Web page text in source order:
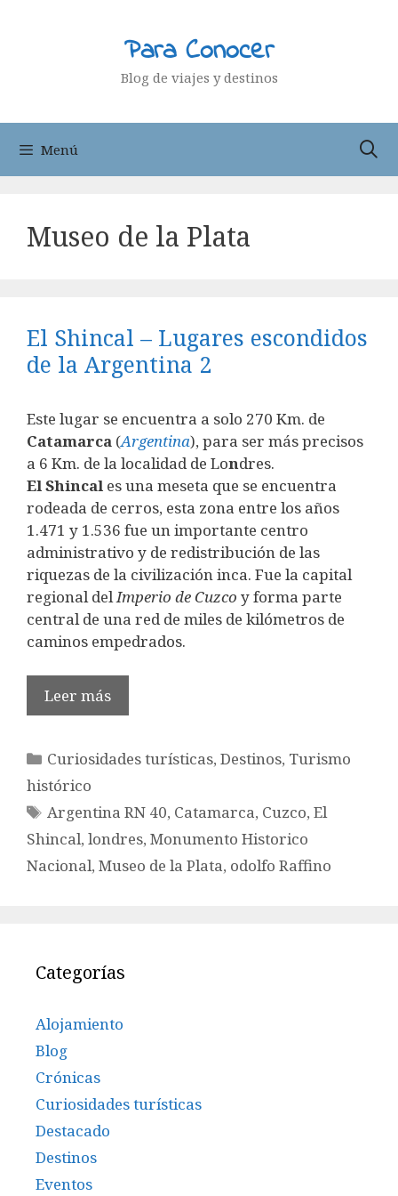
Para Conocer
Blog de viajes y destinos
Menú
Museo de la Plata
El Shincal – Lugares escondidos
de la Argentina 2
Este lugar se encuentra a solo 270 Km. de
Catamarca (Argentina), para ser más precisos
a 6 Km. de la localidad de Londres.
El Shincal es una meseta que se encuentra
rodeada de cerros, esta zona entre los años
1.471 y 1.536 fue un importante centro
administrativo y de redistribución de las
riquezas de la civilización inca. Fue la capital
regional delImperio de Cuzco y forma parte
central de una red de miles de kilómetros de
caminos empedrados.
Leer más
Categorías
Curiosidades turísticas,Destinos, Turismo
histórico
Etiquetas
Argentina RN 40, Catamarca, Cuzco,El
Shincal, londres, Monumento Historico
Nacional, Museo de la Plata, odolfo Raffino
Categorías
Alojamiento
Blog
Crónicas
Curiosidades turísticas
Destacado
Destinos
Eventos